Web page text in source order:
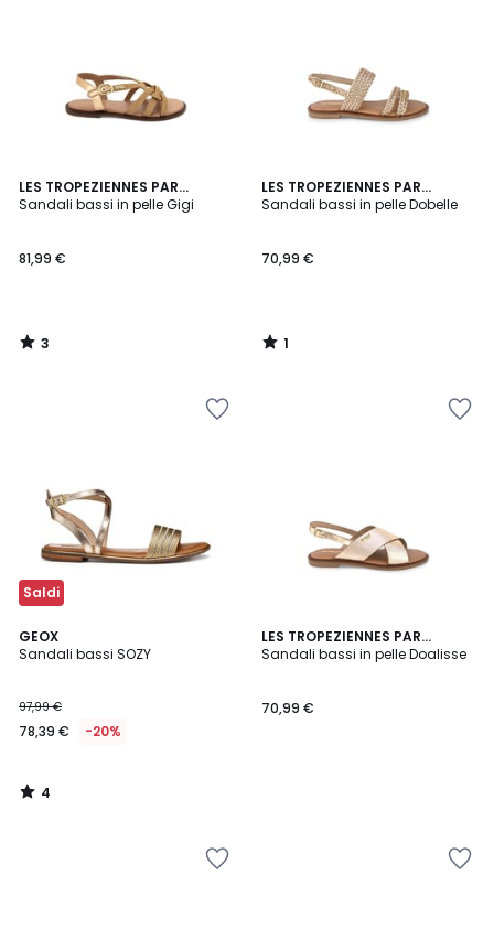
LES TROPEZIENNES PAR
M.BELARBI
Sandali bassi in pelle Gigi
81,99 €
3
/
3
/
LES TROPEZIENNES PAR
M.BELARBI
Sandali bassi in pelle Dobelle
70,99 €
1
/
1
/
Saldi
GEOX
Sandali bassi SOZY
97,99 €
78,39 € -20%
4
/
4
/
LES TROPEZIENNES PAR
M.BELARBI
Sandali bassi in pelle Doalisse
70,99 €